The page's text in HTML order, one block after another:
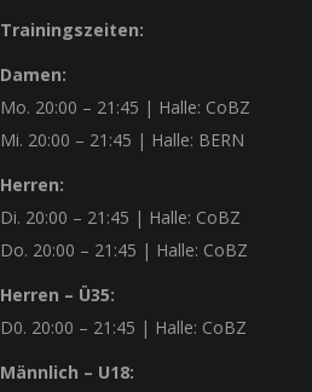
Trainingszeiten:
Damen:
Mo. 20:00 – 21:45 | Halle: CoBZ
Mi. 20:00 – 21:45 | Halle: BERN
Herren:
Di. 20:00 – 21:45 | Halle: CoBZ
Do. 20:00 – 21:45 | Halle: CoBZ
Herren – Ü35:
D0. 20:00 – 21:45 | Halle: CoBZ
Männlich – U18: